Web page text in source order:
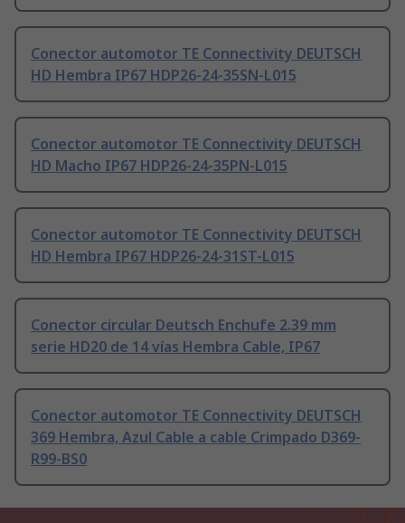
Conector automotor TE Connectivity DEUTSCH
HD Hembra IP67 HDP26-24-35SN-L015
Conector automotor TE Connectivity DEUTSCH
HD Macho IP67 HDP26-24-35PN-L015
Conector automotor TE Connectivity DEUTSCH
HD Hembra IP67 HDP26-24-31ST-L015
Conector circular Deutsch Enchufe 2.39 mm
serie HD20 de 14 vías Hembra Cable, IP67
Conector automotor TE Connectivity DEUTSCH
369 Hembra, Azul Cable a cable Crimpado D369-
R99-BS0